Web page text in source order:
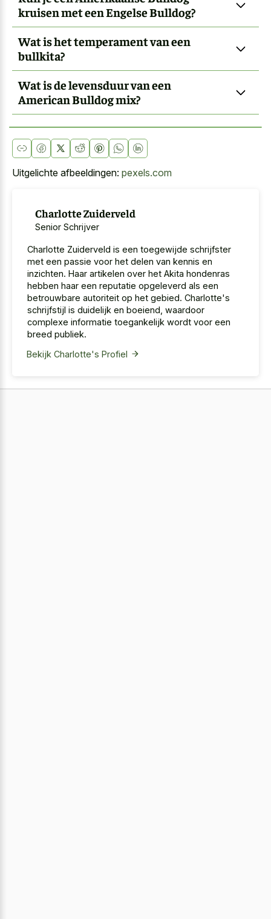
kruisen met een Engelse Bulldog?
Wat is het temperament van een
bullkita?
Wat is de levensduur van een
American Bulldog mix?
Uitgelichte afbeeldingen: pexels.com
Charlotte Zuiderveld
Senior Schrijver
Charlotte Zuiderveld is een toegewijde schrijfster
met een passie voor het delen van kennis en
inzichten. Haar artikelen over het Akita hondenras
hebben haar een reputatie opgeleverd als een
betrouwbare autoriteit op het gebied. Charlotte's
schrijfstijl is duidelijk en boeiend, waardoor
complexe informatie toegankelijk wordt voor een
breed publiek.
Bekijk Charlotte's Profiel